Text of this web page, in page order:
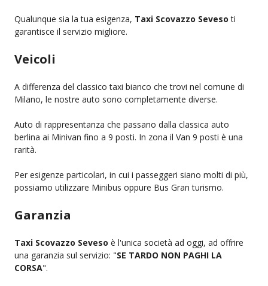
Qualunque sia la tua esigenza, Taxi Scovazzo Seveso ti
garantisce il servizio migliore.
Veicoli
A differenza del classico taxi bianco che trovi nel comune di
Milano, le nostre auto sono completamente diverse.
Auto di rappresentanza che passano dalla classica auto
berlina ai Minivan fino a 9 posti. In zona il Van 9 posti è una
rarità.
Per esigenze particolari, in cui i passeggeri siano molti di più,
possiamo utilizzare Minibus oppure Bus Gran turismo.
Garanzia
Taxi Scovazzo Seveso è l'unica società ad oggi, ad offrire
una garanzia sul servizio: "SE TARDO NON PAGHI LA
CORSA".